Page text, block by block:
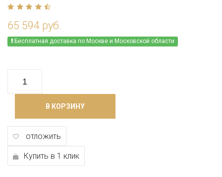
65 594 руб.
Бесплатная доставка по Москве и Московской области
В КОРЗИНУ
отложить
Купить в 1 клик